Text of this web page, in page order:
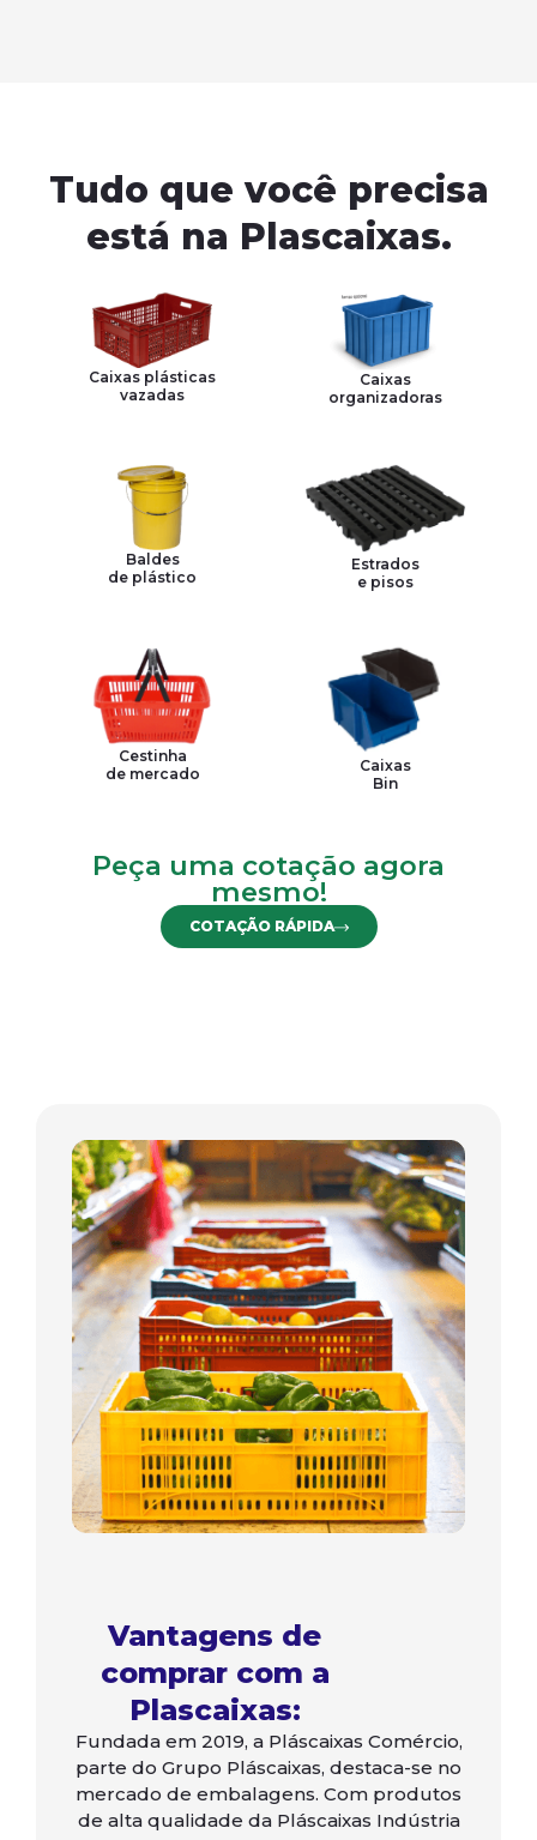
Tudo que você precisa
está na Plascaixas.
Caixas plásticas
vazadas
Caixas
organizadoras
Baldes
de plástico
Estrados
e pisos
Cestinha
de mercado
Caixas
Bin
Peça uma cotação agora
mesmo!
COTAÇÃO RÁPIDA
Vantagens de
comprar com a
Plascaixas:
Fundada em 2019, a Pláscaixas Comércio,
parte do Grupo Pláscaixas, destaca-se no
mercado de embalagens. Com produtos
de alta qualidade da Pláscaixas Indústria